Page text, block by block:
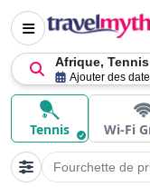
Afrique, Tennis
Ajouter des
Tennis Wi-Fi
Fourchette de